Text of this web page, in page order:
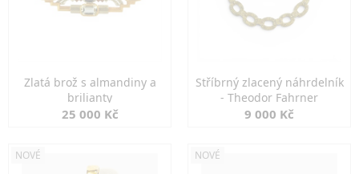
Zlatá brož s almandiny a
brilianty
25 000 Kč
Stříbrný zlacený náhrdelník
- Theodor Fahrner
9 000 Kč
NOVÉ NOVÉ